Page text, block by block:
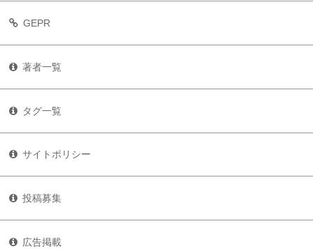
GEPR
著者一覧
タグ一覧
サイトポリシー
投稿募集
広告掲載